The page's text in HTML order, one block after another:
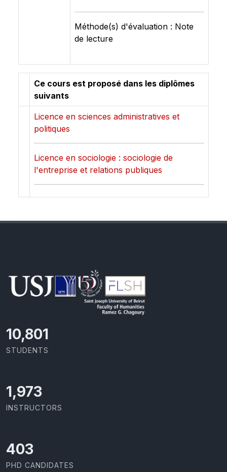
Méthode(s) d'évaluation : Note
de lecture
Ce cours est proposé dans les diplômes
suivants
Licence en sciences administratives et
politiques
Licence en sociologie : sociologie de
l'entreprise et relations publiques
11,418
STUDENTS
2,086
INSTRUCTORS
426
PHD CANDIDATES